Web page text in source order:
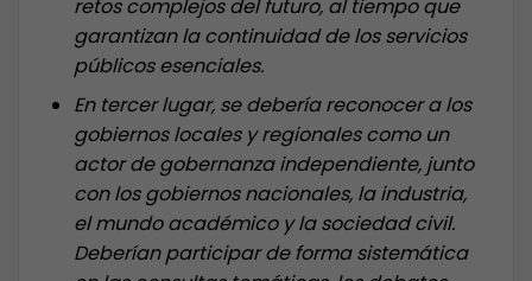
retos complejos del futuro, al tiempo que
garantizan la continuidad de los servicios
públicos esenciales.
En tercer lugar, se debería reconocer a los
gobiernos locales y regionales como un
actor de gobernanza independiente, junto
con los gobiernos nacionales, la industria,
el mundo académico y la sociedad civil.
Deberían participar de forma sistemática